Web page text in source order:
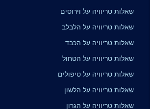
שאלות טריוויה על וירוסים
שאלות טריוויה על הלבלב
שאלות טריוויה על הכבד
שאלות טריוויה על הטחול
שאלות טריוויה על טיפולים
שאלות טריוויה על הלשון
שאלות טריוויה על הגרון